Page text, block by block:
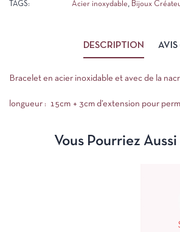
TAGS: Acier inoxydable, Bijoux
DESCRIPTION AVIS
Bracelet en acier inoxidable et avec de la
longueur : 15cm + 3cm d’extension pour
Vous Pourriez